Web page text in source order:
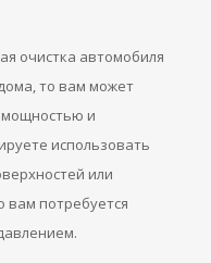
очистка автомобиля
то вам может
и
использовать
или
вам потребуется